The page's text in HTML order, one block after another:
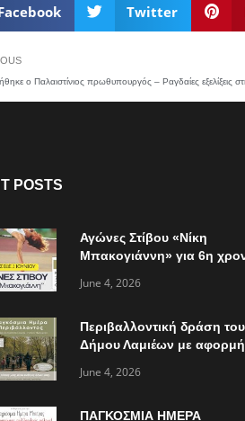
Twitter
POSTS
Αγώνες Στίβου «Νίκη
Μπακογιάννη» για 6η
June 4, 2026
Περιβαλλοντική δράση του
Δήμου Λαμιέων με αφορμή
περιβάλλοντος
June 4, 2026
ΠΑΓΚΟΣΜΙΑ ΗΜΕΡΑ